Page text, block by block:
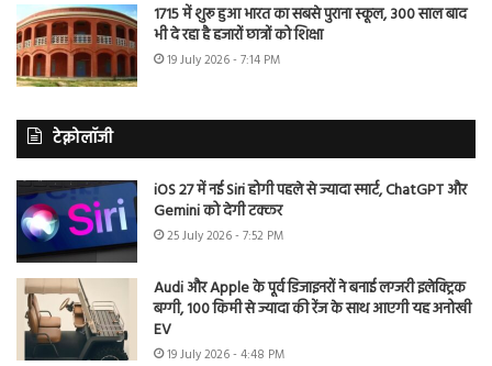
1715 में शुरू हुआ भारत का सबसे पुराना स्कूल, 300 साल बाद
भी दे रहा है हजारों छात्रों को शिक्षा
19 July 2026 - 7:14 PM
टेक्नोलॉजी
iOS 27 में नई Siri होगी पहले से ज्यादा स्मार्ट, ChatGPT और
Gemini को देगी टक्कर
25 July 2026 - 7:52 PM
Audi और Apple के पूर्व डिजाइनरों ने बनाई लग्जरी इलेक्ट्रिक
बग्गी, 100 किमी से ज्यादा की रेंज के साथ आएगी यह अनोखी
EV
19 July 2026 - 4:48 PM